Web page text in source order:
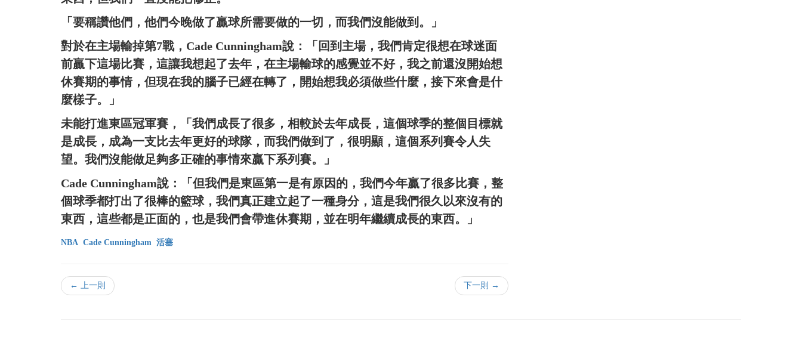
「要稱讚他們，他們今晚做了贏球所需要做的一切，而我們沒能做到。」
對於在主場輸掉第7戰，Cade Cunningham說：「回到主場，我們肯定很想在球迷面
前贏下這場比賽，這讓我想起了去年，在主場輸球的感覺並不好，我之前還沒開始想
休賽期的事情，但現在我的腦子已經在轉了，開始想我必須做些什麼，接下來會是什
麼樣子。」
未能打進東區冠軍賽，「我們成長了很多，相較於去年成長，這個球季的整個目標就
是成長，成為一支比去年更好的球隊，而我們做到了，很明顯，這個系列賽令人失
望。我們沒能做足夠多正確的事情來贏下系列賽。」
Cade Cunningham說：「但我們是東區第一是有原因的，我們今年贏了很多比賽，整
個球季都打出了很棒的籃球，我們真正建立起了一種身分，這是我們很久以來沒有的
東西，這些都是正面的，也是我們會帶進休賽期，並在明年繼續成長的東西。」
NBA Cade Cunningham 活塞
← 上一則 下一則 →